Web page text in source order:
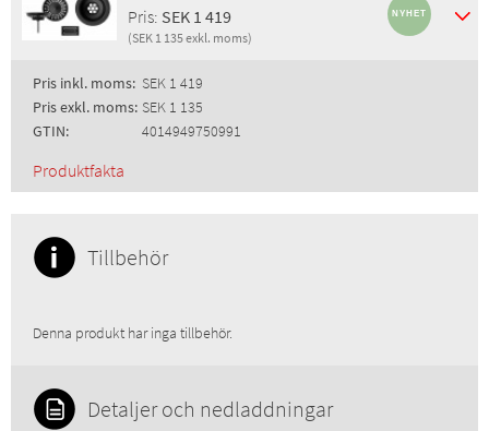
Pris: SEK 1 419
(SEK 1 135 exkl. moms)
Pris inkl. moms: SEK 1 419
Pris exkl. moms: SEK 1 135
GTIN:
4014949750991
Produktfakta
Tillbehör
Denna produkt har inga tillbehör.
Detaljer och nedladdningar